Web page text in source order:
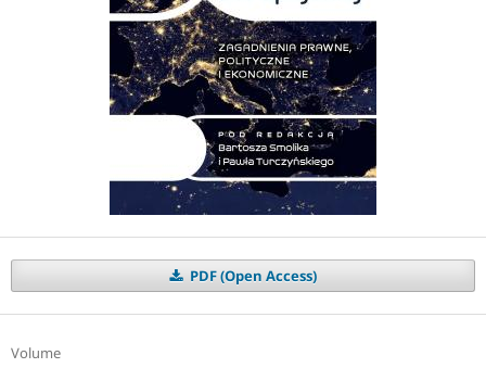
PDF (Open Access)
Volume